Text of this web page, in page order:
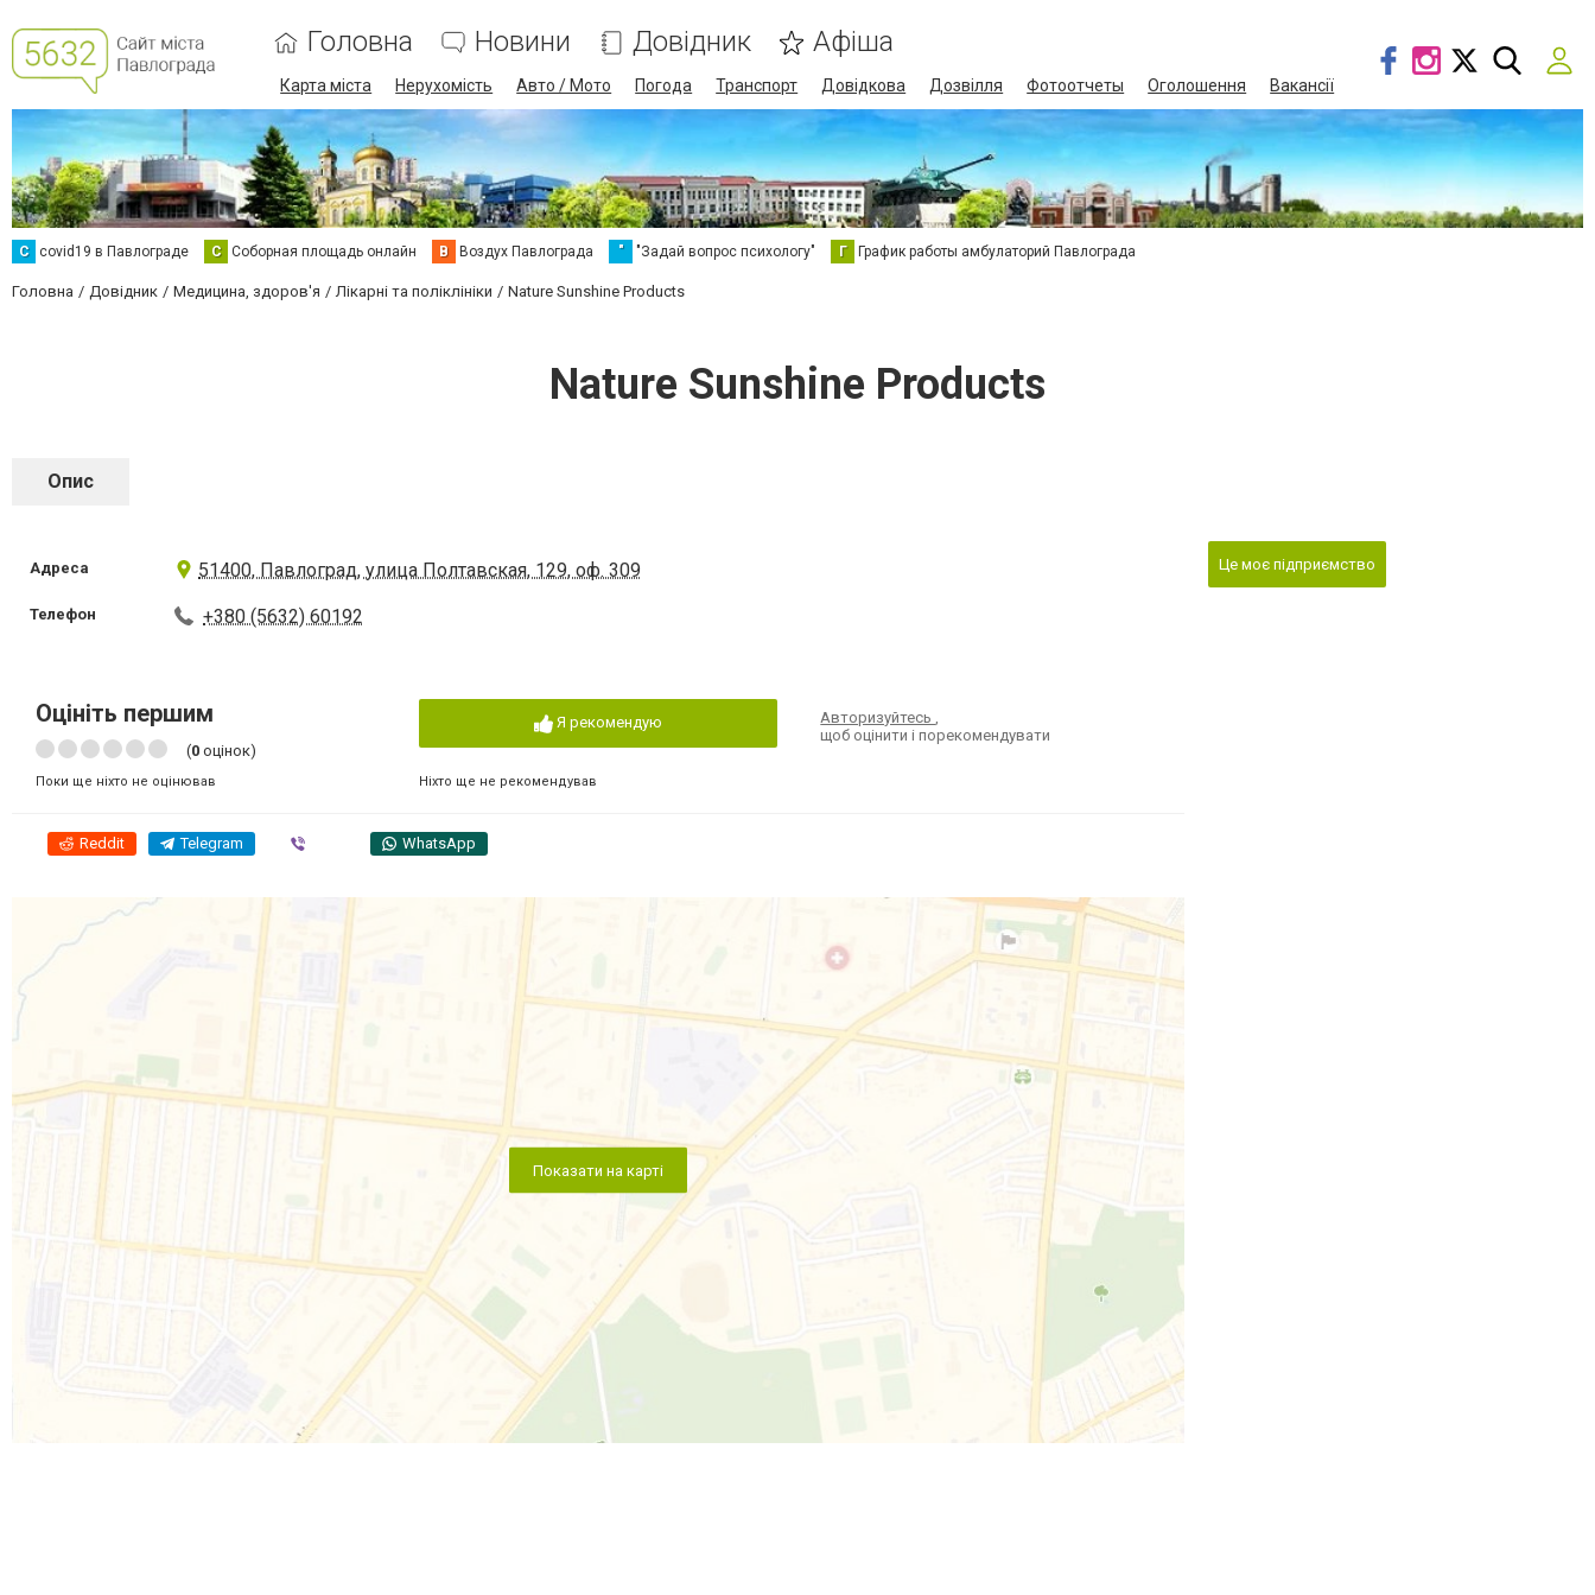
Головна Новини Довідник Афіша
Карта міста Нерухомість Авто / Мото Погода Транспорт Довідкова Дозвілля Фотоотчеты Оголошення Вакансії
C covid19 в Павлограде С Соборная площадь онлайн В Воздух Павлограда " "Задай вопрос психологу" Г График работы амбулаторий Павлограда
Головна Довідник Медицина, здоров'я Лікарні та поліклініки Nature Sunshine Products
Nature Sunshine Products
Опис
Адреса 51400, Павлоград, улица Полтавская, 129, оф. 309
Телефон +380 (5632) 60192
Оцініть першим
(0 оцінок)
Поки ще ніхто не оцінював
Я рекомендую
Ніхто ще не рекомендував
Авторизуйтесь,
щоб оцінити і порекомендувати
Reddit Telegram WhatsApp
Показати на карті
Це моє підприємство